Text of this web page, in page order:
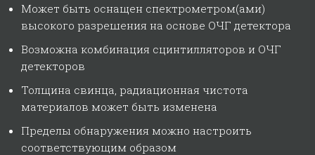
Может быть оснащен спектрометром(ами)
высокого разрешения на основе ОЧГ детектора
Возможна комбинация сцинтилляторов и ОЧГ
детекторов
Толщина свинца, радиационная чистота
материалов может быть изменена
Пределы обнаружения можно настроить
соответствующим образом